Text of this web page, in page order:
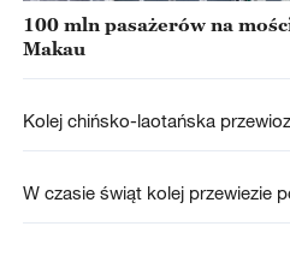
100 mln pasażerów na
Makau
Kolej chińsko-laotańska
W czasie świąt kolej przewiezie